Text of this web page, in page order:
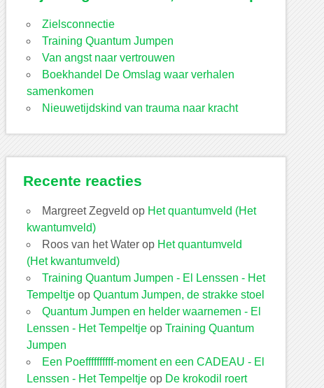
Zielsconnectie
Training Quantum Jumpen
Van angst naar vertrouwen
Boekhandel De Omslag waar verhalen
samenkomen
Nieuwetijdskind van trauma naar kracht
Recente reacties
Margreet Zegveld op Het quantumveld (Het
kwantumveld)
Roos van het Water op Het quantumveld
(Het kwantumveld)
Training Quantum Jumpen - El Lenssen - Het
Tempeltje opQuantum Jumpen, de strakke stoel
Quantum Jumpen en helder waarnemen - El
Lenssen - Het Tempeltje opTraining Quantum
Jumpen
Een Poeffffffffff-moment en een CADEAU - El
Lenssen - Het Tempeltje op De krokodil roert